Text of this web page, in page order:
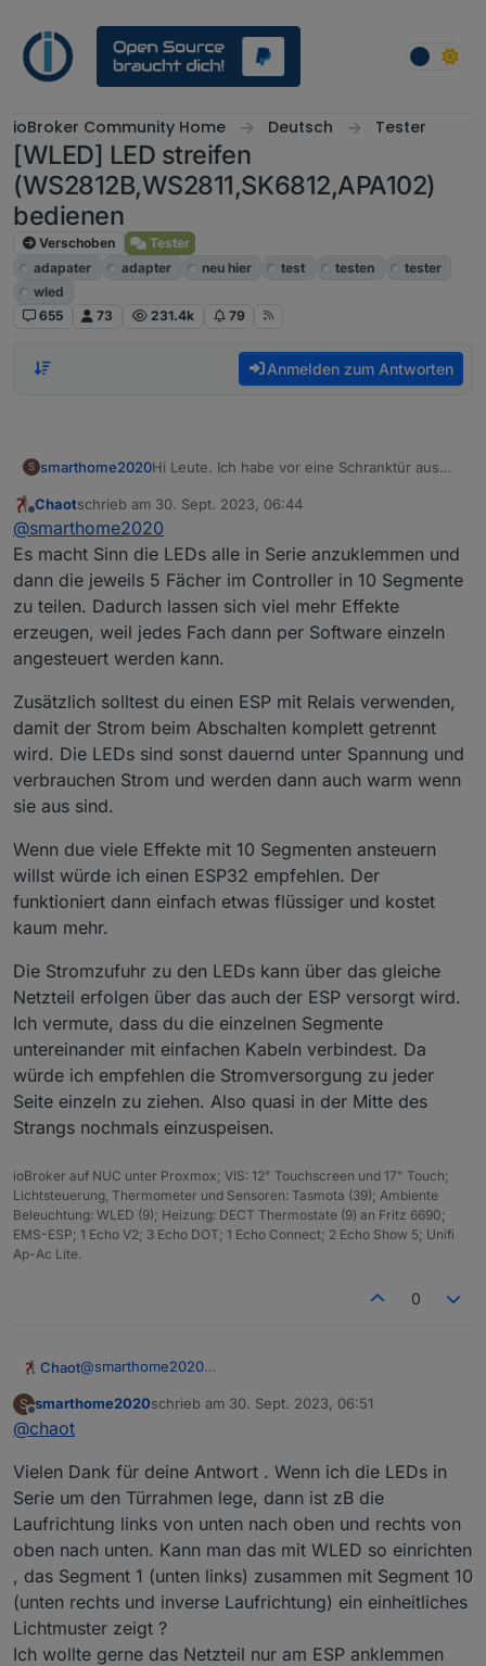
ioBroker Community Home Deutsch Tester
[WLED] LED streifen
(WS2812B,WS2811,SK6812,APA102)
bedienen
Verschoben
Tester
adapater
adapter neu hier test testen
tester
wled
655
73 231.4k 79
Anmelden zum Antworten
S smarthome2020Hi Leute. Ich habe vor eine Schranktür aus
Insgesamt sollen 180 LEDs eingesetzt
werden. Nun bin ich noch unschlüssig , ob
ich die LEDs in Serie anschließen soll oder
innocent 2 Streifen zu je 90 LEDs einbaue.
Gesteuert werden sollen diese über einen
ESP8266, wenn es geht . Ich denke, dass bei
vielen Effekten von WLED 2 parallele Streifen
schöner sind, da so die 5 Fächer, die durch
gleich beleuchtet werden.
kann ich überhaupt 2 parrallele Streifen
kann ich die Stromzufuhr der LEDs dann
über den ESP8266 über ein externes
Netzteil bereitstellen? Oder müssen die
LEDs direkt auch am Netzteil
angeschlossen sein? (Wäre mehr
Kabelsalat)
Vielen Dank
Offline
Chaotschrieb am 30. Sept. 2023, 06:44
zuletzt editiert von
@smarthome2020
Es macht Sinn die LEDs alle in Serie anzuklemmen und
dann die jeweils 5 Fächer im Controller in 10 Segmente
zu teilen. Dadurch lassen sich viel mehr Effekte
erzeugen, weil jedes Fach dann per Software einzeln
angesteuert werden kann.
Zusätzlich solltest du einen ESP mit Relais verwenden,
damit der Strom beim Abschalten komplett getrennt
wird. Die LEDs sind sonst dauernd unter Spannung und
verbrauchen Strom und werden dann auch warm wenn
sie aus sind.
Wenn due viele Effekte mit 10 Segmenten ansteuern
willst würde ich einen ESP32 empfehlen. Der
funktioniert dann einfach etwas flüssiger und kostet
kaum mehr.
Die Stromzufuhr zu den LEDs kann über das gleiche
Netzteil erfolgen über das auch der ESP versorgt wird.
Ich vermute, dass du die einzelnen Segmente
untereinander mit einfachen Kabeln verbindest. Da
würde ich empfehlen die Stromversorgung zu jeder
Seite einzeln zu ziehen. Also quasi in der Mitte des
Strangs nochmals einzuspeisen.
ioBroker auf NUC unter Proxmox; VIS: 12" Touchscreen und 17" Touch;
Lichtsteuerung, Thermometer und Sensoren: Tasmota (39); Ambiente
Beleuchtung: WLED (9); Heizung: DECT Thermostate (9) an Fritz 6690;
EMS-ESP; 1 Echo V2; 3 Echo DOT; 1 Echo Connect; 2 Echo Show 5; Unifi
Ap-Ac Lite.
0
Chaot@smarthome2020
dann die jeweils 5 Fächer im Controller in 10 Segmente
angesteuert werden kann.
Zusätzlich solltest du einen ESP mit Relais verwenden,
verbrauchen Strom und werden dann auch warm wenn
sie aus sind.
willst würde ich einen ESP32 empfehlen. Der
funktioniert dann einfach etwas flüssiger und kostet
Die Stromzufuhr zu den LEDs kann über das gleiche
Netzteil erfolgen über das auch der ESP versorgt wird.
Ich vermute, dass du die einzelnen Segmente
untereinander mit einfachen Kabeln verbindest. Da
würde ich empfehlen die Stromversorgung zu jeder
Seite einzeln zu ziehen. Also quasi in der Mitte des
S
Offline
smarthome2020schrieb am 30. Sept. 2023, 06:51
zuletzt editiert von
@chaot
Vielen Dank für deine Antwort . Wenn ich die LEDs in
Serie um den Türrahmen lege, dann ist zB die
Laufrichtung links von unten nach oben und rechts von
oben nach unten. Kann man das mit WLED so einrichten
, das Segment 1 (unten links) zusammen mit Segment 10
(unten rechts und inverse Laufrichtung) ein einheitliches
Lichtmuster zeigt ?
Ich wollte gerne das Netzteil nur am ESP anklemmen